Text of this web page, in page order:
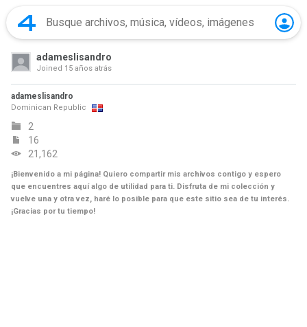
adameslisandro
Joined 15 años atrás
adameslisandro
Dominican Republic
2
16
21,162
¡Bienvenido a mi página! Quiero compartir mis archivos contigo y espero
que encuentres aquí algo de utilidad para ti. Disfruta de mi colección y
vuelve una y otra vez, haré lo posible para que este sitio sea de tu interés.
¡Gracias por tu tiempo!